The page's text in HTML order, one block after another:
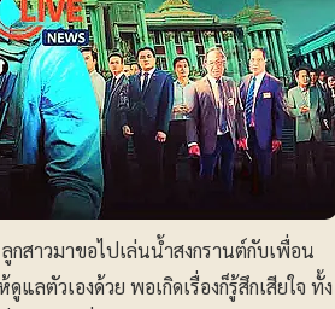
กสาวมาขอไปเล่นน้ำสงกรานต์กับเพื่อน
แลตัวเองด้วย พอเกิดเรื่องก็รู้สึกเสียใจ ทั้ง